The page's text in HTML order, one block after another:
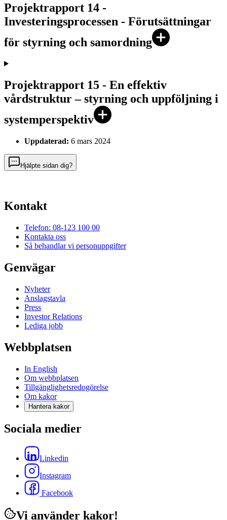
Projektrapport 14 -
Investeringsprocessen - Förutsättningar
för styrning och samordning
Projektrapport 15 - En effektiv
vårdstruktur – styrning och uppföljning i
systemperspektiv
Uppdaterad: 6 mars 2024
Hjälpte sidan dig?
Kontakt
Telefon: 08-123 100 00
Kontakta oss
Så behandlar vi personuppgifter
Genvägar
Nyheter
Anslagstavla
Press
Investor Relations
Lediga jobb
Webbplatsen
In English
Om webbplatsen
Tillgänglighetsredogörelse
Om kakor
Hantera kakor
Sociala medier
Linkedin
Instagram
Facebook
Vi använder kakor!